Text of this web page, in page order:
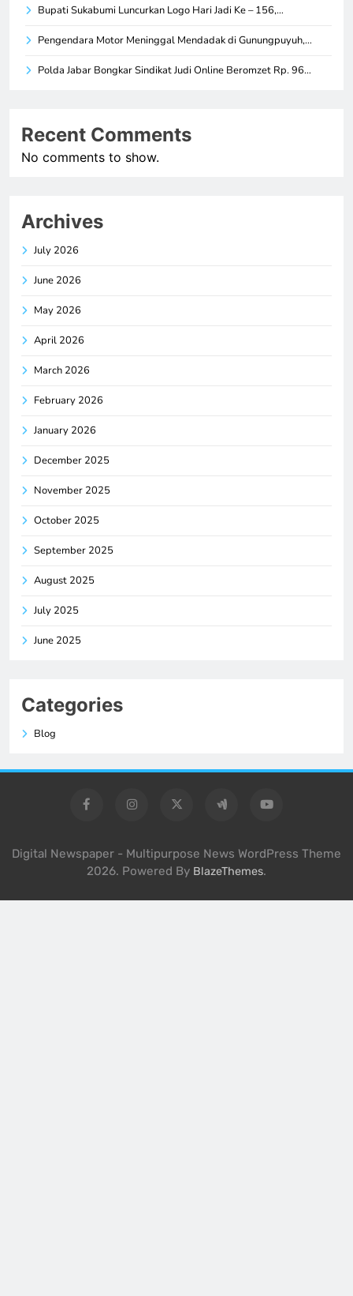
Bupati Sukabumi Luncurkan Logo Hari Jadi Ke – 156,…
Pengendara Motor Meninggal Mendadak di Gunungpuyuh,…
Polda Jabar Bongkar Sindikat Judi Online Beromzet Rp. 96…
Recent Comments
No comments to show.
Archives
July 2026
June 2026
May 2026
April 2026
March 2026
February 2026
January 2026
December 2025
November 2025
October 2025
September 2025
August 2025
July 2025
June 2025
Categories
Blog
Digital Newspaper - Multipurpose News WordPress Theme
2026. Powered By BlazeThemes.